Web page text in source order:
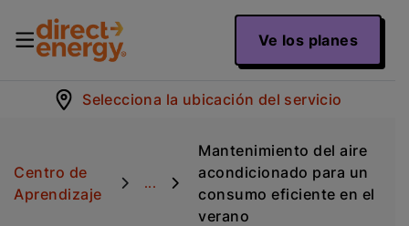
Ve los planes
Selecciona la ubicación del servicio
Centro de
Aprendizaje
...
Mantenimiento del aire
acondicionado para un
consumo eficiente en el
verano